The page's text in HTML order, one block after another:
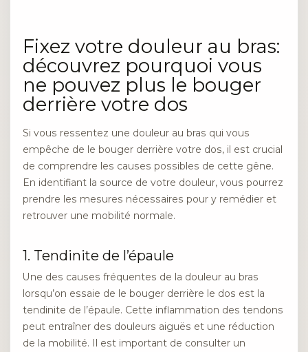
Fixez votre douleur au bras:
découvrez pourquoi vous
ne pouvez plus le bouger
derrière votre dos
Si vous ressentez une douleur au bras qui vous
empêche de le bouger derrière votre dos, il est crucial
de comprendre les causes possibles de cette gêne.
En identifiant la source de votre douleur, vous pourrez
prendre les mesures nécessaires pour y remédier et
retrouver une mobilité normale.
1. Tendinite de l’épaule
Une des causes fréquentes de la douleur au bras
lorsqu’on essaie de le bouger derrière le dos est la
tendinite de l’épaule. Cette inflammation des tendons
peut entraîner des douleurs aiguës et une réduction
de la mobilité. Il est important de consulter un